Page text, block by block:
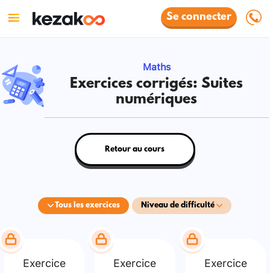
Se connecter
Maths
Exercices corrigés: Suites
numériques
Tous les exercices Niveau de difficulté
Retour au cours
Exercice Exercice Exercice